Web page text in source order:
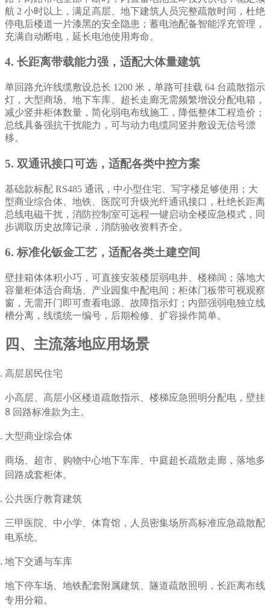
航 2 小时以上，满足高层、地下建筑人员完整疏散时间，杜绝
停电后楼道一片漆黑的安全隐患；蓄电池配备智能浮充管理，
充满自动断电，延长电池使用寿命。
4. 长距离带载能力强，适配大体量建筑
单回路允许线缆敷设总长 1200 米，单路可挂载 64 台疏散指示
灯，大型商场、地下车库、超长走廊无需频繁增设分配电箱，
减少竖井柜体数量，简化弱电布线施工，降低整体工程造价；
总线具备强抗干扰能力，可与动力电缆同竖井敷设无信号漂
移。
5. 双通讯接口可选，适配各类中控方案
基础款标配 RS485 通讯，中小型住宅、写字楼足够使用；大
型商业综合体、地铁、医院可升级光纤通讯接口，杜绝长距离
总线电磁干扰，消防控制室可远程一键启动全楼应急模式，同
步调取历史故障记录，消防验收资料齐全。
6. 标准化钣金工艺，适配各类土建空间
壁挂箱体体积小巧，可直接安装楼层弱电井、楼梯间；落地大
容量柜体适合商场、产业园集中配电间；柜体门板带可视观察
窗，无需开门即可查看电源、故障指示灯；内部强弱电独立线
槽分离，线缆统一编号，后期检修、扩容操作简单。
四、主流落地应用场景
高层居民住宅
小高层、高层小区楼道疏散指示、楼梯应急照明分配电，壁挂
8 回路标准款为主。
大型商业综合体
商场、超市、购物中心地下车库、中庭超长疏散走廊，落地多
回路成套柜体。
公共医疗教育建筑
三甲医院、中小学、体育馆，人员密集场所高标准应急疏散配
电系统。
地下交通与车库
地下停车场、地铁配套附属建筑、隧道疏散照明，长距离布线
专用分箱。